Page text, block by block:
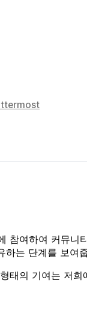
여하여 커뮤
하는 단계를 보여
태의 기여는 저희